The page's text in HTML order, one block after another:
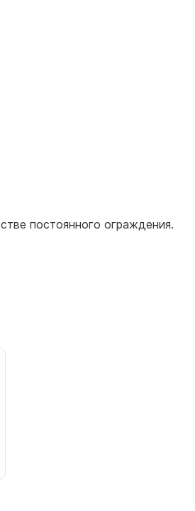
постоянного ограждения.